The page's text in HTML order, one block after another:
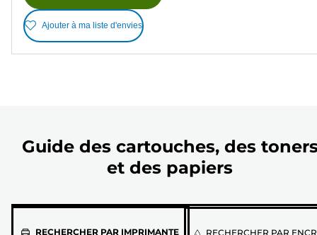
Ajouter à ma liste d'envies
Guide des cartouches, des
et des papiers
RECHERCHER PAR IMPRIMANTESélectionnez
RECHERCHER PAR